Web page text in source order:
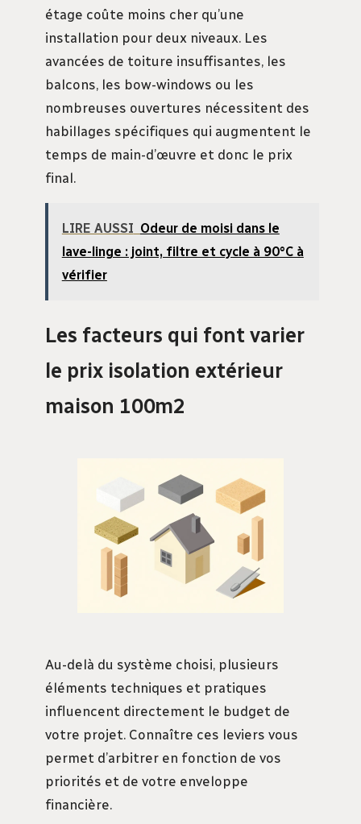
étage coûte moins cher qu’une
installation pour deux niveaux. Les
avancées de toiture insuffisantes, les
balcons, les bow-windows ou les
nombreuses ouvertures nécessitent des
habillages spécifiques qui augmentent le
temps de main-d’œuvre et donc le prix
final.
LIRE AUSSI Odeur de moisi dans le
lave-linge : joint, filtre et cycle à 90°C à
vérifier
Les facteurs qui font varier
le prix isolation extérieur
maison 100m2
Au-delà du système choisi, plusieurs
éléments techniques et pratiques
influencent directement le budget de
votre projet. Connaître ces leviers vous
permet d’arbitrer en fonction de vos
priorités et de votre enveloppe
financière.